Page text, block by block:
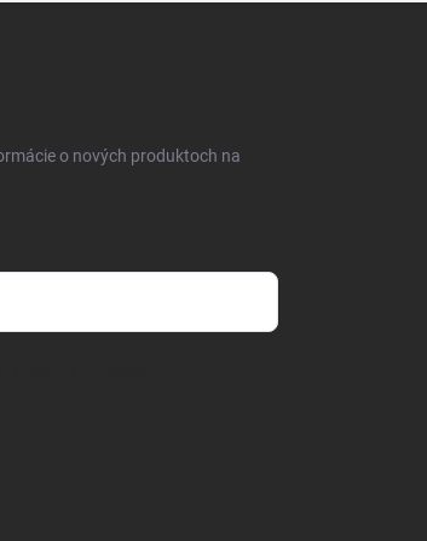
o nových produktoch na